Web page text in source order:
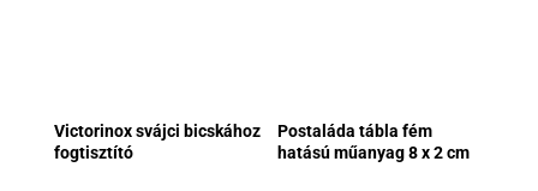
Victorinox svájci bicskához
fogtisztító
Postaláda tábla fém
hatású műanyag 8 x 2 cm